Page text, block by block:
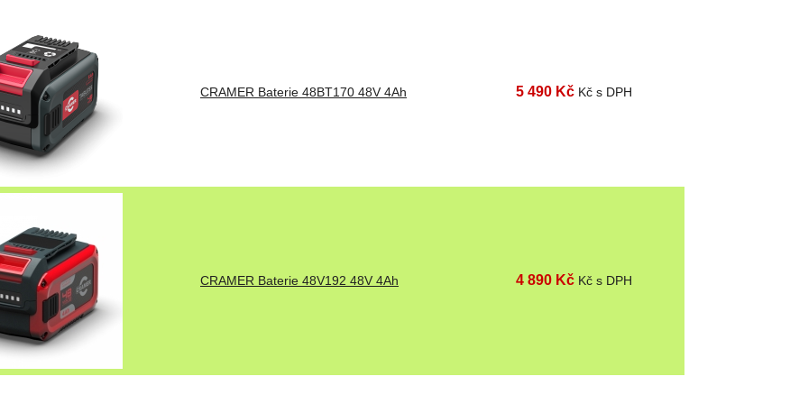
CRAMER Baterie 48BT170 48V 4Ah 5 490 Kč Kč s DPH
CRAMER Baterie 48V192 48V 4Ah 4 890 Kč Kč s DPH